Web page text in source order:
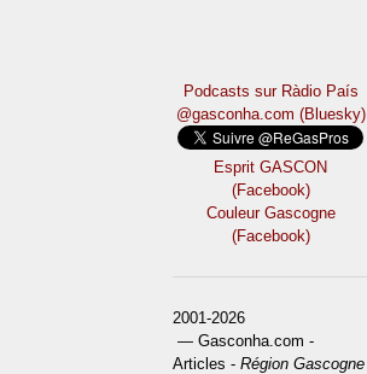
Podcasts sur Ràdio País
@gasconha.com (Bluesky)
Esprit GASCON
(Facebook)
Couleur Gascogne
(Facebook)
2001-2026
— Gasconha.com -
Articles -Région Gascogne